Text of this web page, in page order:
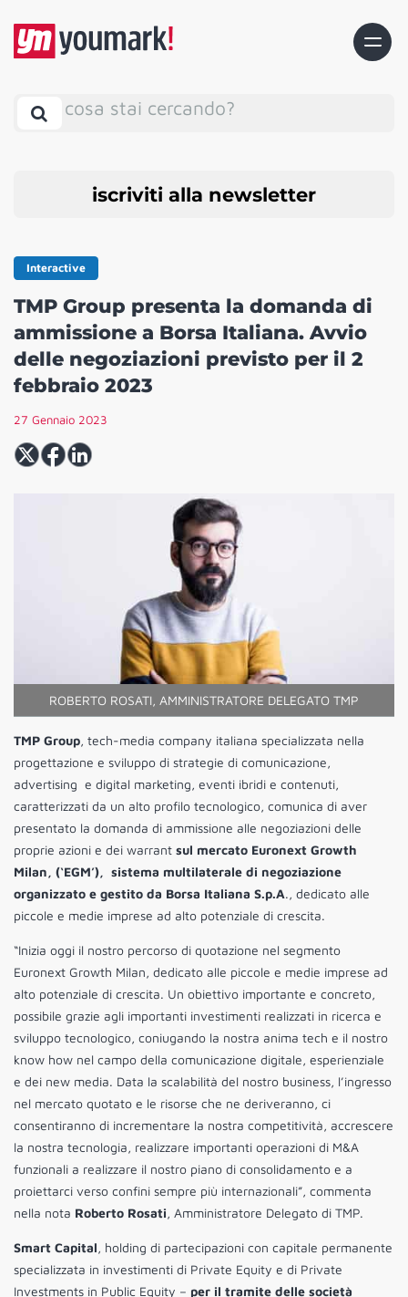
cosa stai cercando?
iscriviti alla newsletter
Interactive
TMP Group presenta la domanda di
ammissione a Borsa Italiana. Avvio
delle negoziazioni previsto per il 2
febbraio 2023
27 Gennaio 2023
ROBERTO ROSATI, AMMINISTRATORE DELEGATO TMP
TMP Group, tech-media company italiana specializzata nella
progettazione e sviluppo di strategie di comunicazione,
advertising e digital marketing, eventi ibridi e contenuti,
caratterizzati da un alto profilo tecnologico, comunica di aver
presentato la domanda di ammissione alle negoziazioni delle
proprie azioni e dei warrant sul mercato Euronext Growth
Milan, (‘EGM’), sistema multilaterale di negoziazione
organizzato e gestito da Borsa Italiana S.p.A., dedicato alle
piccole e medie imprese ad alto potenziale di crescita.
“Inizia oggi il nostro percorso di quotazione nel segmento
Euronext Growth Milan, dedicato alle piccole e medie imprese ad
alto potenziale di crescita. Un obiettivo importante e concreto,
possibile grazie agli importanti investimenti realizzati in ricerca e
sviluppo tecnologico, coniugando la nostra anima tech e il nostro
know how nel campo della comunicazione digitale, esperienziale
e dei new media. Data la scalabilità del nostro business, l’ingresso
nel mercato quotato e le risorse che ne deriveranno, ci
consentiranno di incrementare la nostra competitività, accrescere
la nostra tecnologia, realizzare importanti operazioni di M&A
funzionali a realizzare il nostro piano di consolidamento e a
proiettarci verso confini sempre più internazionali”, commenta
nella nota Roberto Rosati, Amministratore Delegato di TMP.
Smart Capital, holding di partecipazioni con capitale permanente
specializzata in investimenti di Private Equity e di Private
Investments in Public Equity – per il tramite delle società